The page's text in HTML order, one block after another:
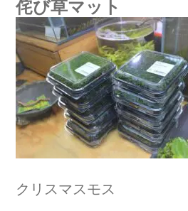
侘び草マット
クリスマスモス